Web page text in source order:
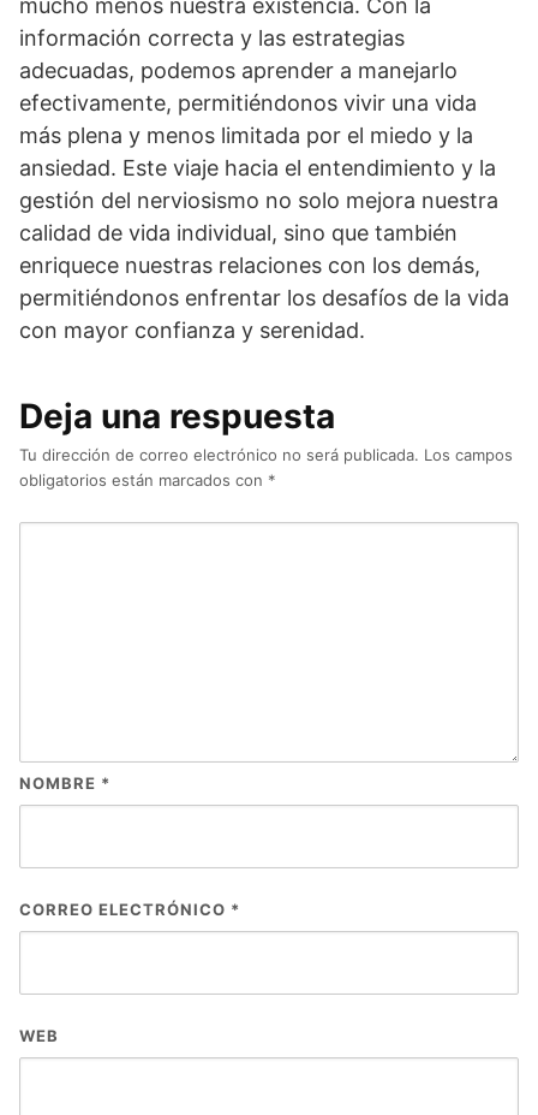
mucho menos nuestra existencia. Con la
información correcta y las estrategias
adecuadas, podemos aprender a manejarlo
efectivamente, permitiéndonos vivir una vida
más plena y menos limitada por el miedo y la
ansiedad. Este viaje hacia el entendimiento y la
gestión del nerviosismo no solo mejora nuestra
calidad de vida individual, sino que también
enriquece nuestras relaciones con los demás,
permitiéndonos enfrentar los desafíos de la vida
con mayor confianza y serenidad.
Deja una respuesta
Tu dirección de correo electrónico no será publicada. Los campos
obligatorios están marcados con *
NOMBRE *
CORREO ELECTRÓNICO *
WEB